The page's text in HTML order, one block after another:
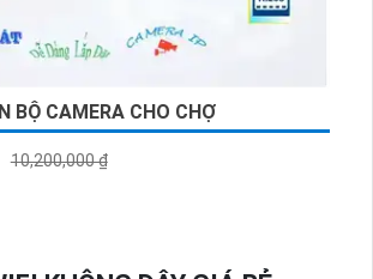
BỘ CAMERA CHO CHỢ
10,200,000 ₫